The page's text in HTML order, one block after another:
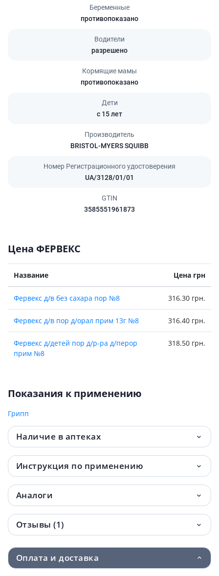
Беременные
противопоказано
Водители
разрешено
Кормящие мамы
противопоказано
Дети
с 15 лет
Производитель
BRISTOL-MYERS SQUIBB
Номер Регистрационного удостоверения
UA/3128/01/01
GTIN
3585551961873
Цена ФЕРВЕКС
Название Цена грн
Фервекс д/в без сахара пор №8 316.30 грн.
Фервекс д/в пор д/орал прим 13г №8 316.40 грн.
Фервекс д/детей пор д/р-ра д/перор
прим №8
318.50 грн.
Показания к применению
Грипп
Наличие в аптеках
Инструкция по применению
Аналоги
Отзывы (1)
Оплата и доставка